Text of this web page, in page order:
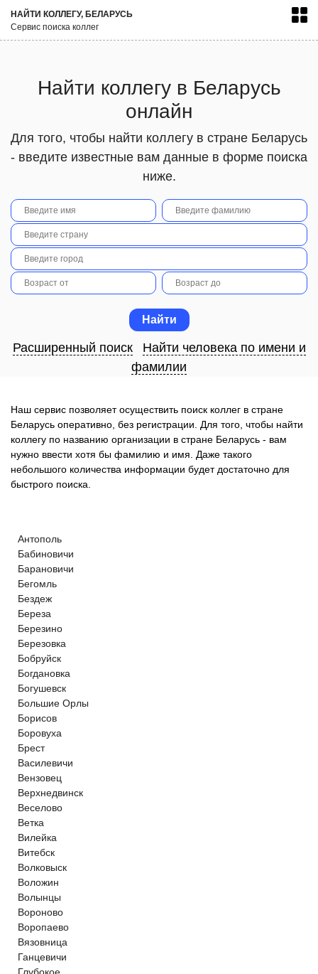
НАЙТИ КОЛЛЕГУ, БЕЛАРУСЬ
Сервис поиска коллег
Найти коллегу в Беларусь
онлайн
Для того, чтобы найти коллегу в стране Беларусь
- введите известные вам данные в форме поиска
ниже.
Расширенный поиск
Найти человека по имени и
фамилии
Наш сервис позволяет осуществить поиск коллег в стране
Беларусь оперативно, без регистрации. Для того, чтобы найти
коллегу по названию организации в стране Беларусь - вам
нужно ввести хотя бы фамилию и имя. Даже такого
небольшого количества информации будет достаточно для
быстрого поиска.
Антополь
Бабиновичи
Барановичи
Бегомль
Бездеж
Береза
Березино
Березовка
Бобруйск
Богдановка
Богушевск
Большие Орлы
Борисов
Боровуха
Брест
Василевичи
Вензовец
Верхнедвинск
Веселово
Ветка
Вилейка
Витебск
Волковыск
Воложин
Волынцы
Вороново
Воропаево
Вязовница
Ганцевичи